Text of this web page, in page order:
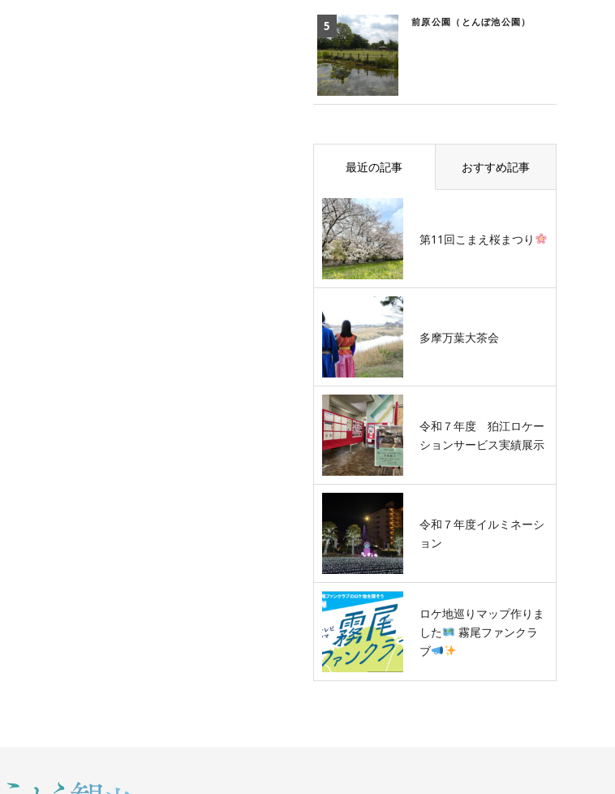
前原公園（とんぼ池公園）
最近の記事 おすすめ記事
第11回こまえ桜まつり
多摩万葉大茶会
令和７年度 狛江ロケー
ションサービス実績展示
令和７年度イルミネーシ
ョン
ロケ地巡りマップ作りま
した
霧尾ファンクラ
ブ